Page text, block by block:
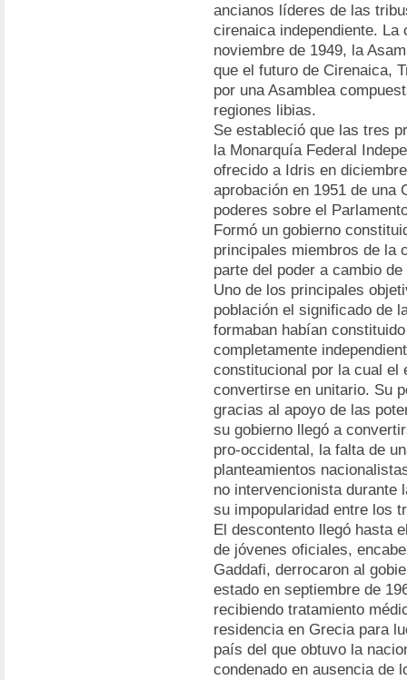
ancianos líderes de las
cirenaica independiente.
noviembre de 1949, la
que el futuro de Cirenaica,
por una Asamblea
regiones libias.
Se estableció que las tres
la Monarquía Federal
ofrecido a Idris en
aprobación en 1951 de una
poderes sobre el
Formó un gobierno
principales miembros de la
parte del poder a cambio
Uno de los principales
población el significado de
formaban habían
completamente
constitucional por la cual el
convertirse en unitario. Su
gracias al apoyo de las
su gobierno llegó a
pro-occidental, la falta de
planteamientos
no intervencionista durante
su impopularidad entre los
El descontento llegó hasta
de jóvenes oficiales,
Gaddafi, derrocaron al
estado en septiembre de
recibiendo tratamiento
residencia en Grecia para
país del que obtuvo la
condenado en ausencia de